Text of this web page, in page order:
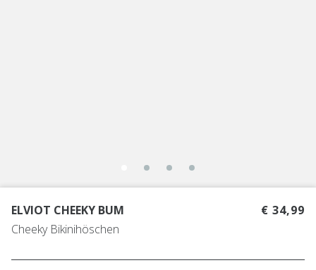
ELVIOT CHEEKY BUM
Cheeky Bikinihöschen
€ 34,99